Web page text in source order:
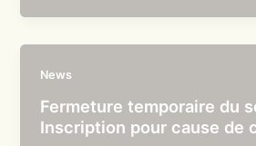
News
Fermeture temporaire du
Inscription pour cause de